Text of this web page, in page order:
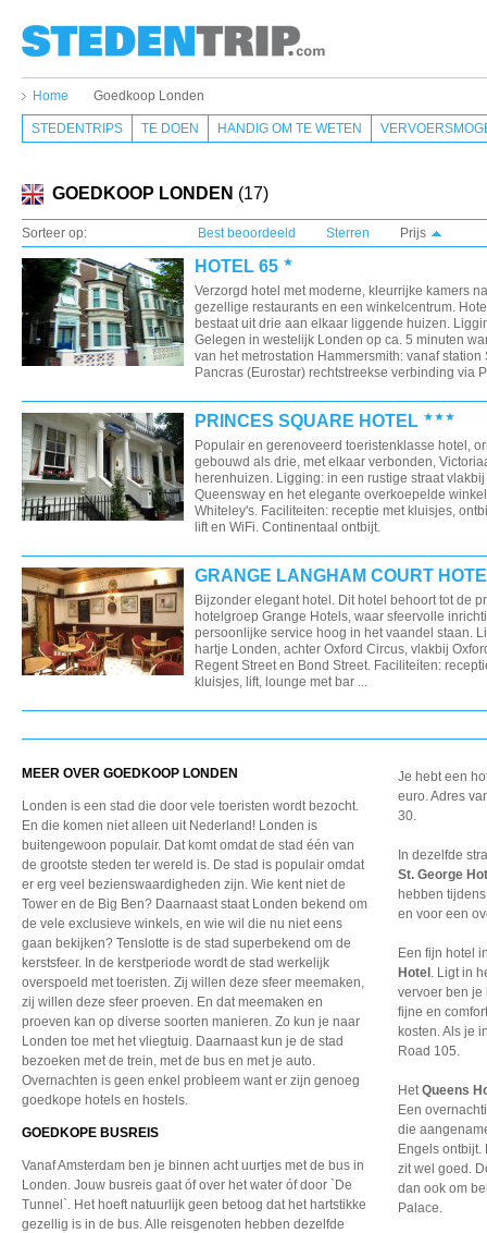
Home Goedkoop Londen
STEDENTRIPS TE DOEN HANDIG OM TE WETEN
GOEDKOOP LONDEN (17)
Sorteer op: Best beoordeeld Sterren Prijs
HOTEL 65
Verzorgd hotel met moderne, kleurrijke kamers
gezellige restaurants en een winkelcentrum.
bestaat uit drie aan elkaar liggende huizen.
Gelegen in westelijk Londen op ca. 5 minuten
van het metrostation Hammersmith: vanaf station
Pancras (Eurostar) rechtstreekse verbinding via
PRINCES SQUARE HOTEL
Populair en gerenoveerd toeristenklasse hotel,
gebouwd als drie, met elkaar verbonden,
herenhuizen. Ligging: in een rustige straat vlakbij
Queensway en het elegante overkoepelde
Whiteley's. Faciliteiten: receptie met kluisjes,
lift en WiFi. Continentaal ontbijt.
GRANGE LANGHAM COURT
Bijzonder elegant hotel. Dit hotel behoort tot de
hotelgroep Grange Hotels, waar sfeervolle
persoonlijke service hoog in het vaandel staan.
hartje Londen, achter Oxford Circus, vlakbij
Regent Street en Bond Street. Faciliteiten:
kluisjes, lift, lounge met bar ...
MEER OVER GOEDKOOP LONDEN
Londen is een stad die door vele toeristen wordt bezocht.
En die komen niet alleen uit Nederland! Londen is
buitengewoon populair. Dat komt omdat de stad één van
de grootste steden ter wereld is. De stad is populair omdat
er erg veel bezienswaardigheden zijn. Wie kent niet de
Tower en de Big Ben? Daarnaast staat Londen bekend om
de vele exclusieve winkels, en wie wil die nu niet eens
gaan bekijken? Tenslotte is de stad superbekend om de
kerstsfeer. In de kerstperiode wordt de stad werkelijk
overspoeld met toeristen. Zij willen deze sfeer meemaken,
zij willen deze sfeer proeven. En dat meemaken en
proeven kan op diverse soorten manieren. Zo kun je naar
Londen toe met het vliegtuig. Daarnaast kun je de stad
bezoeken met de trein, met de bus en met je auto.
Overnachten is geen enkel probleem want er zijn genoeg
goedkope hotels en hostels.
GOEDKOPE BUSREIS
Vanaf Amsterdam ben je binnen acht uurtjes met de bus in
Londen. Jouw busreis gaat óf over het water óf door `De
Tunnel`. Het hoeft natuurlijk geen betoog dat het hartstikke
gezellig is in de bus. Alle reisgenoten hebben dezelfde
Je hebt een
euro. Adres
30.
In dezelfde
St. George
hebben
en voor een
Een fijn hotel
Hotel . Ligt in
vervoer ben je
fijne en
kosten. Als je
Road 105.
HetQueens
Een
die
Engels
zit wel goed.
dan ook om
Palace.